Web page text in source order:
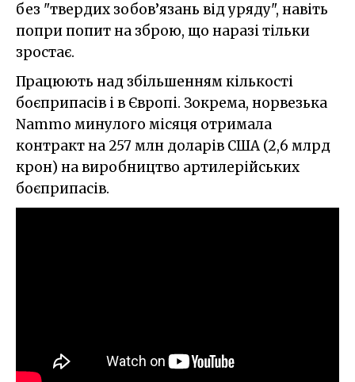
без "твердих зобов’язань від уряду", навіть
попри попит на зброю, що наразі тільки
зростає.
Працюють над збільшенням кількості
боєприпасів і в Європі. Зокрема, норвезька
Nammo минулого місяця отримала
контракт на 257 млн доларів США (2,6 млрд
крон) на виробництво артилерійських
боєприпасів.